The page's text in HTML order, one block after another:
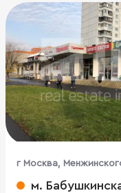
г Москва,
стр. 2
м.